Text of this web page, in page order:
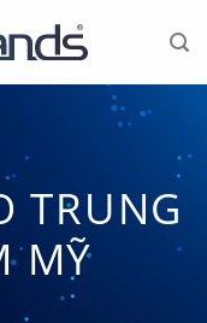
TRUNG
MỸ